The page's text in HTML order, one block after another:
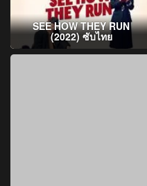
SEE HOW THEY RUN
(2022) ซับไทย